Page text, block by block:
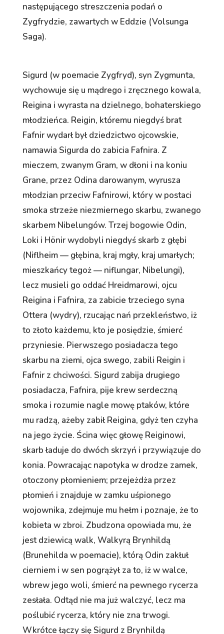
następującego streszczenia podań o
Zygfrydzie, zawartych w Eddzie (Volsunga
Saga).
Sigurd (w poemacie Zygfryd), syn Zygmunta,
wychowuje się u mądrego i zręcznego kowala,
Reigina i wyrasta na dzielnego, bohaterskiego
młodzieńca. Reigin, któremu niegdyś brat
Fafnir wydarł był dziedzictwo ojcowskie,
namawia Sigurda do zabicia Fafnira. Z
mieczem, zwanym Gram, w dłoni i na koniu
Grane, przez Odina darowanym, wyrusza
młodzian przeciw Fafnirowi, który w postaci
smoka strzeże niezmiernego skarbu, zwanego
skarbem Nibelungów. Trzej bogowie Odin,
Loki i Hönir wydobyli niegdyś skarb z głębi
(Niflheim — głębina, kraj mgły, kraj umarłych;
mieszkańcy tegoż — niflungar, Nibelungi),
lecz musieli go oddać Hreidmarowi, ojcu
Reigina i Fafnira, za zabicie trzeciego syna
Ottera (wydry), rzucając nań przekleństwo, iż
to złoto każdemu, kto je posiędzie, śmierć
przyniesie. Pierwszego posiadacza tego
skarbu na ziemi, ojca swego, zabili Reigin i
Fafnir z chciwości. Sigurd zabija drugiego
posiadacza, Fafnira, pije krew serdeczną
smoka i rozumie nagle mowę ptaków, które
mu radzą, ażeby zabił Reigina, gdyż ten czyha
na jego życie. Ścina więc głowę Reiginowi,
skarb ładuje do dwóch skrzyń i przywiązuje do
konia. Powracając napotyka w drodze zamek,
otoczony płomieniem; przejeżdża przez
płomień i znajduje w zamku uśpionego
wojownika, zdejmuje mu hełm i poznaje, że to
kobieta w zbroi. Zbudzona opowiada mu, że
jest dziewicą walk, Walkyrą Brynhildą
(Brunehilda w poemacie), którą Odin zakłuł
cierniem i w sen pogrążył za to, iż w walce,
wbrew jego woli, śmierć na pewnego rycerza
zesłała. Odtąd nie ma już walczyć, lecz ma
poślubić rycerza, który nie zna trwogi.
Wkrótce łączy się Sigurd z Brynhildą